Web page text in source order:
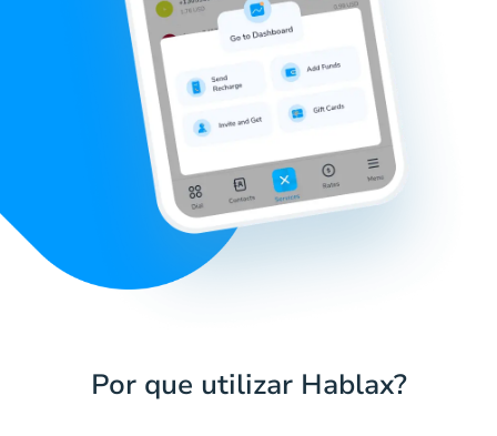
Por que utilizar Hablax?